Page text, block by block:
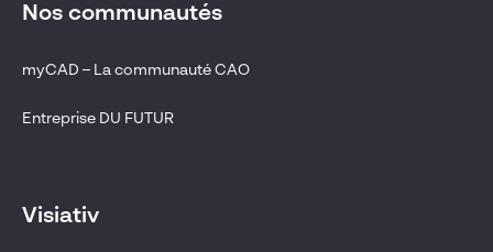
Nos communautés
myCAD – La communauté CAO
Entreprise DU FUTUR
Visiativ